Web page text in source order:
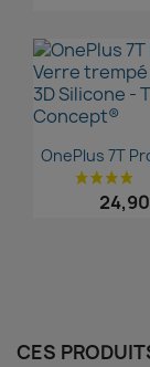

OnePlus 7T
CES